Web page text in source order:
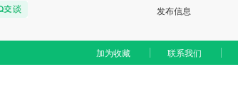
发布信息
加为收藏 联系我们